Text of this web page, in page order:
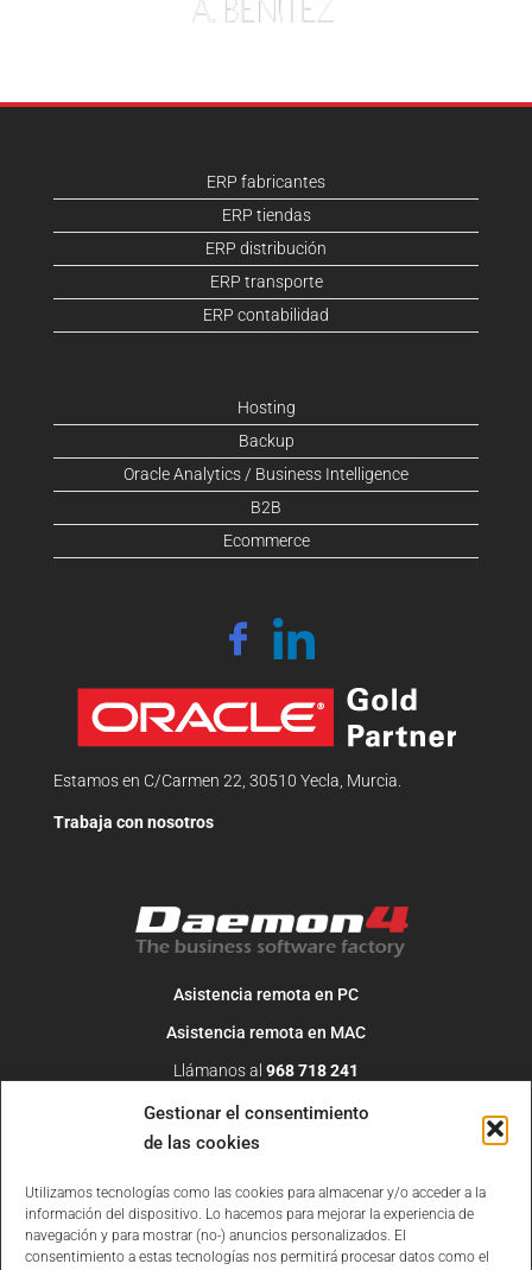
Gestionar el consentimiento
de las cookies
Utilizamos tecnologías como las cookies para almacenar y/o acceder a la
información del dispositivo. Lo hacemos para mejorar la experiencia de
navegación y para mostrar (no-) anuncios personalizados. El
consentimiento a estas tecnologías nos permitirá procesar datos como el
ERP fabricantes
ERP tiendas
ERP distribución
ERP transporte
ERP contabilidad
Hosting
Backup
Oracle Analytics / Business Intelligence
B2B
Ecommerce
Estamos en C/Carmen 22, 30510 Yecla, Murcia.
Trabaja con nosotros
Asistencia remota en PC
Asistencia remota en MAC
Llámanos al 968 718 241